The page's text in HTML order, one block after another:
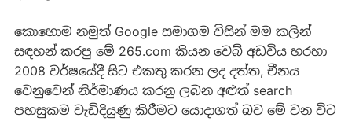
කොහොම නමුත් Google සමාගම විසින් මම කලින්
සඳහන් කරපු මේ 265.com කියන වෙබ් අඩවිය හරහා
2008 වර්ෂයේදී සිට එකතු කරන ලද දත්ත, චීනය
වෙනුවෙන් නිර්මාණය කරනු ලබන අළුත් search
පහසුකම වැඩිදියුණු කිරීමට යොදාගත් බව මේ වන විට